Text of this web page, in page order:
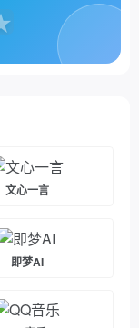
文心一言
即梦AI